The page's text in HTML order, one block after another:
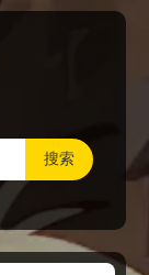
搜索